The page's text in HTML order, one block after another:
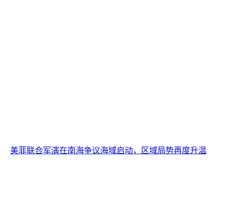
美菲联合军演在南海争议海域启动，区域局势再度升温